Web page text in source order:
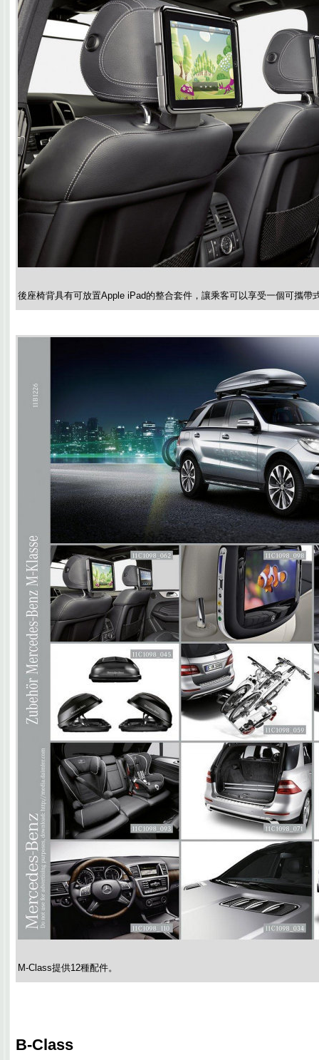
後座椅背具有可放置Apple iPad的整合套件，讓乘客可以享受一個可攜帶
M-Class提供12種配件。
B-Class